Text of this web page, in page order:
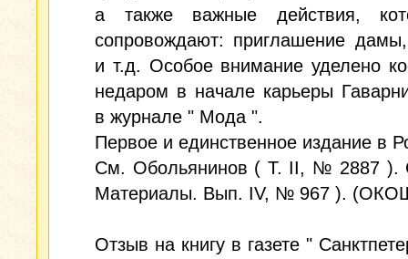
а также важные действия,
сопровождают: приглашение
и т.д. Особое внимание уделено
недаром в начале карьеры
в журнале " Мода ".
Первое и единственное издание в
См. Обольянинов ( Т. II, № 2887 ).
Материалы. Вып. IV, № 967 ).
Отзыв на книгу в газете "